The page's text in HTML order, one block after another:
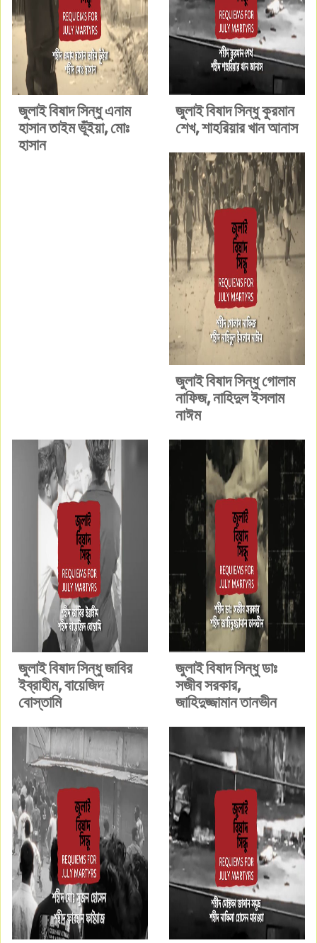
জুলাই বিষাদ সিন্ধু এনাম
হাসান তাইম ভূঁইয়া, মোঃ
হাসান
জুলাই বিষাদ সিন্ধু কুরমান
শেখ, শাহরিয়ার খান আনাস
জুলাই বিষাদ সিন্ধু গোলাম
নাফিজ, নাহিদুল ইসলাম
নাঈম
জুলাই বিষাদ সিন্ধু জাবির
ইব্রাহীম, বায়েজিদ
বোস্তামি
জুলাই বিষাদ সিন্ধু ডাঃ
সজীব সরকার,
জাহিদুজ্জামান তানভীন